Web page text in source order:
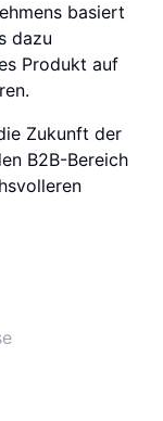
basiert
dazu
Produkt auf
Zukunft der
B2B-Bereich